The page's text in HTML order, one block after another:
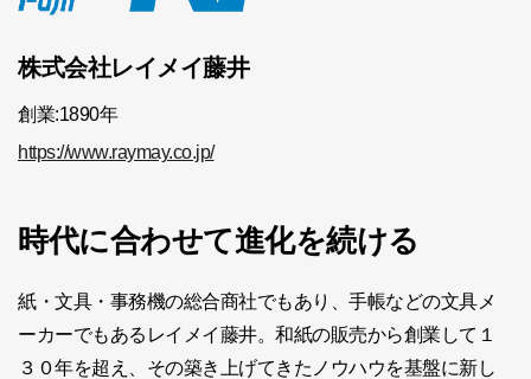
株式会社レイメイ藤井
創業:1890年
https://www.raymay.co.jp/
時代に合わせて進化を続ける
紙・文具・事務機の総合商社でもあり、手帳などの文具メ
ーカーでもあるレイメイ藤井。和紙の販売から創業して１
３０年を超え、その築き上げてきたノウハウを基盤に新し